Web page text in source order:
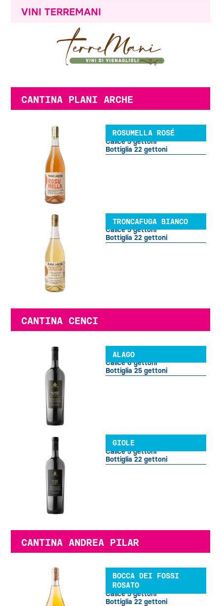
VINI TERREMANI
CANTINA PLANI ARCHE
ROSUMELLA ROSÉ
Calice 5 gettoni
Bottiglia 22 gettoni
TRONCAFUGA BIANCO
Calice 5 gettoni
Bottiglia 22 gettoni
CANTINA CENCI
ALAGO
Calice 6 gettoni
Bottiglia 25 gettoni
GIOLE
Calice 5 gettoni
Bottiglia 22 gettoni
CANTINA ANDREA PILAR
BOCCA DEI FOSSI
ROSATO
Calice 5 gettoni
Bottiglia 22 gettoni